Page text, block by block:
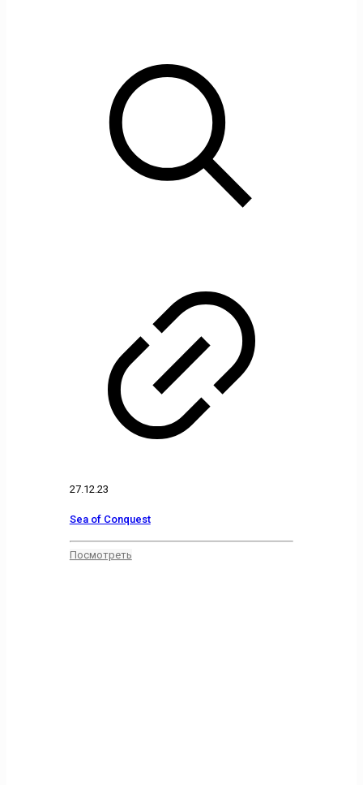
27.12.23
Sea of Conquest
Посмотреть